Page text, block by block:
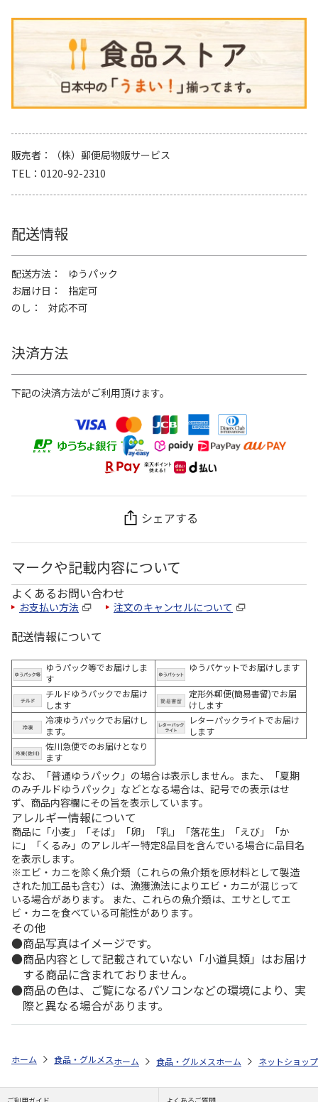
販売者
（株）郵便局物販サービス
TEL
0120-92-2310
配送情報
配送方法
ゆうパック
お届け日
指定可
のし
対応不可
決済方法
下記の決済方法がご利用頂けます。
シェアする
マークや記載内容について
よくあるお問い合わせ
お支払い方法 注文のキャンセルについて
配送情報について
ゆうパック等でお届けしま
す
ゆうパケットでお届けします
チルドゆうパックでお届け
します
定形外郵便(簡易書留)でお届
けします
冷凍ゆうパックでお届けし
ます。
レターパックライトでお届け
します
佐川急便でのお届けとなり
ます
なお、「普通ゆうパック」の場合は表示しません。また、「夏期
のみチルドゆうパック」などとなる場合は、記号での表示はせ
ず、商品内容欄にその旨を表示しています。
アレルギー情報について
商品に「小麦」「そば」「卵」「乳」「落花生」「えび」「か
に」「くるみ」のアレルギー特定8品目を含んでいる場合に品目名
を表示します。
※エビ・カニを除く魚介類（これらの魚介類を原材料として製造
された加工品も含む）は、漁獲漁法によりエビ・カニが混じって
いる場合があります。 また、これらの魚介類は、エサとしてエ
ビ・カニを食べている可能性があります。
その他
商品写真はイメージです。
商品内容として記載されていない「小道具類」はお届け
する商品に含まれておりません。
商品の色は、ご覧になるパソコンなどの環境により、実
際と異なる場合があります。
ホーム 食品・グルメストア 郵便局のカタログ 全国カレー祭り 第5
ホーム 食品・グルメストア 都道府県から探す
ホーム ネットショップ